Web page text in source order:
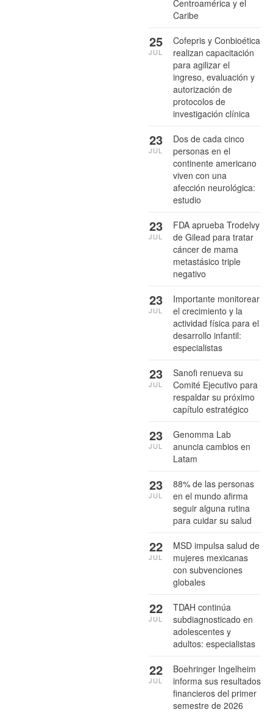
Centroamérica y el
Caribe
Cofepris y Conbioética
realizan capacitación
para agilizar el
ingreso, evaluación y
autorización de
protocolos de
investigación clínica
25
JUL
Dos de cada cinco
personas en el
continente americano
viven con una
afección neurológica:
estudio
23
JUL
FDA aprueba Trodelvy
de Gilead para tratar
cáncer de mama
metastásico triple
negativo
23
JUL
Importante monitorear
el crecimiento y la
actividad física para el
desarrollo infantil:
especialistas
23
JUL
Sanofi renueva su
Comité Ejecutivo para
respaldar su próximo
capítulo estratégico
23
JUL
Genomma Lab
anuncia cambios en
Latam
23
JUL
88% de las personas
en el mundo afirma
seguir alguna rutina
para cuidar su salud
23
JUL
MSD impulsa salud de
mujeres mexicanas
con subvenciones
globales
22
JUL
TDAH continúa
subdiagnosticado en
adolescentes y
adultos: especialistas
22
JUL
Boehringer Ingelheim
informa sus resultados
financieros del primer
semestre de 2026
22
JUL